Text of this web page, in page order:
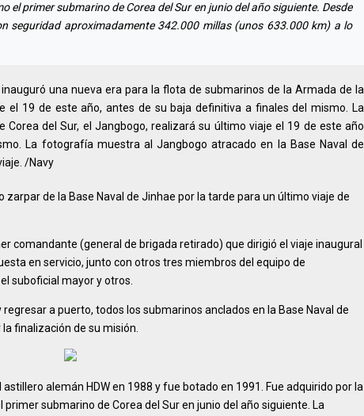
el primer submarino de Corea del Sur en junio del año siguiente. Desde
seguridad aproximadamente 342.000 millas (unos 633.000 km) a lo
una nueva era para la flota de submarinos de la Armada de la
el 19 de este año, antes de su baja definitiva a finales del mismo. La
del Sur, el Jangbogo, realizará su último viaje el 19 de este año
La fotografía muestra al Jangbogo atracado en la Base Naval de
/Navy
de la Base Naval de Jinhae por la tarde para un último viaje de
comandante (general de brigada retirado) que dirigió el viaje inaugural
en servicio, junto con otros tres miembros del equipo de
suboficial mayor y otros.
a puerto, todos los submarinos anclados en la Base Naval de
finalización de su misión.
alemán HDW en 1988 y fue botado en 1991. Fue adquirido por la
submarino de Corea del Sur en junio del año siguiente. La